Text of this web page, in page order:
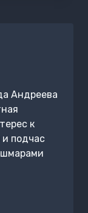
Андреева
к
подчас